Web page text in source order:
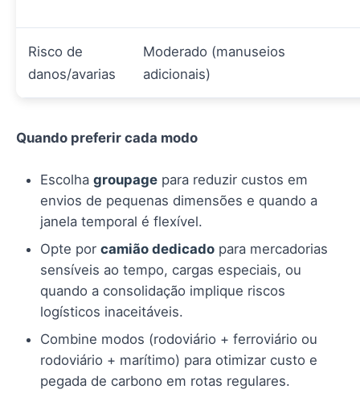
Risco de
danos/avarias
Moderado (manuseios
adicionais)
Quando preferir cada modo
Escolha groupage para reduzir custos em
envios de pequenas dimensões e quando a
janela temporal é flexível.
Opte por camião dedicado para mercadorias
sensíveis ao tempo, cargas especiais, ou
quando a consolidação implique riscos
logísticos inaceitáveis.
Combine modos (rodoviário + ferroviário ou
rodoviário + marítimo) para otimizar custo e
pegada de carbono em rotas regulares.